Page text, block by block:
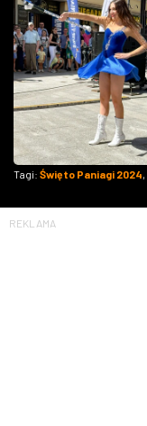
Tagi: Święto Paniagi 2024,
REKLAMA